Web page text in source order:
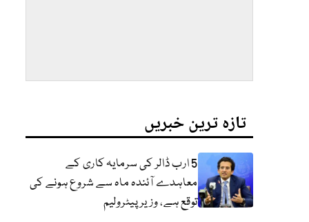
تازہ ترین خبریں
5 ارب ڈالر کی سرمایہ کاری کے
معاہدے آئندہ ماہ سے شروع ہونے کی
توقع ہے، وزیر پیٹرولیم